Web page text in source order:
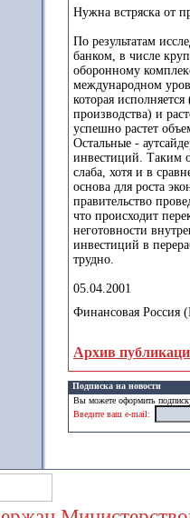
Нужна встряска от
По результатам
банком, в числе
оборонному
международном
которая
производства) и
успешно растет
Остальные -
инвестиций. Таким
слаба, хотя и в
основа для роста
правительство
что происходит
неготовности
инвестиций в
трудно.
05.04.2001
Финансовая Россия
Архив
Подписка на новости
Вы можете оформить
Введите ваш e-mail: